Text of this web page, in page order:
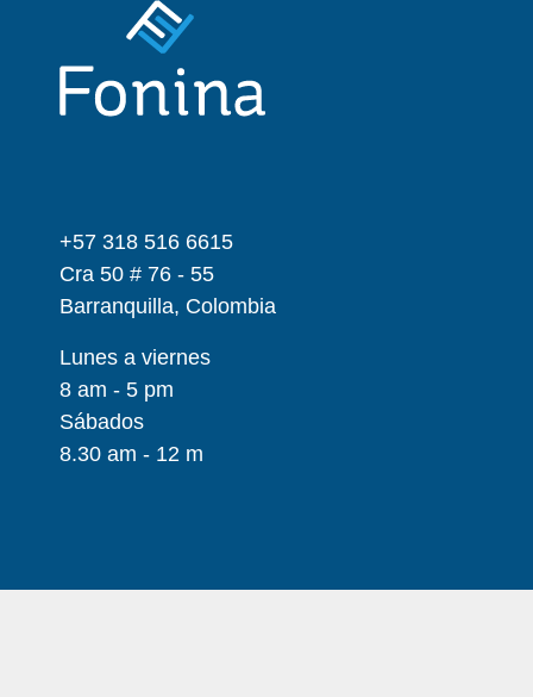
+57 318 516 6615
Cra 50 # 76 - 55
Barranquilla, Colombia
Lunes a viernes
8 am - 5 pm
Sábados
8.30 am - 12 m